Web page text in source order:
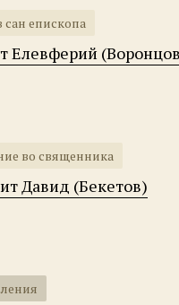
сан епископа
Елевферий
во священника
Давид (Бекетов)